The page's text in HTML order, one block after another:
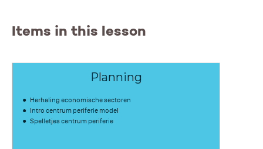
Items in this lesson
Planning
Herhaling economische sectoren
Intro centrum periferie model
Spelletjes centrum periferie